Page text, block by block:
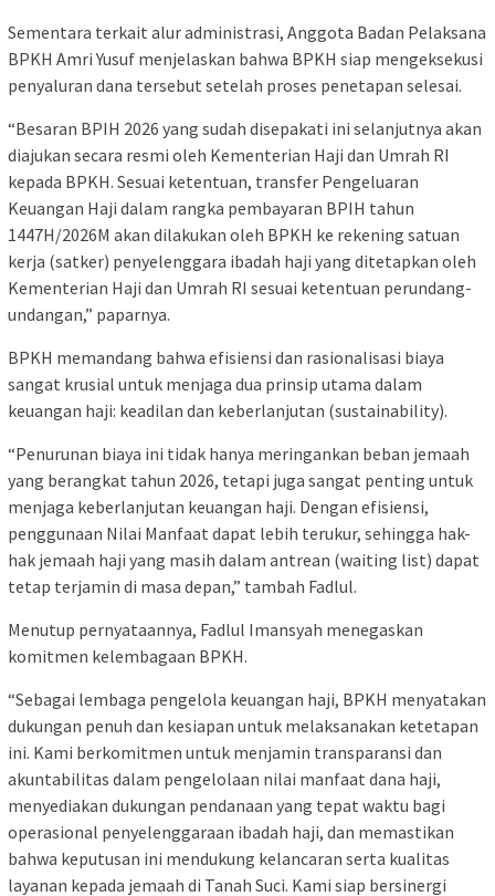
Sementara terkait alur administrasi, Anggota Badan Pelaksana
BPKH Amri Yusuf menjelaskan bahwa BPKH siap mengeksekusi
penyaluran dana tersebut setelah proses penetapan selesai.
“Besaran BPIH 2026 yang sudah disepakati ini selanjutnya akan
diajukan secara resmi oleh Kementerian Haji dan Umrah RI
kepada BPKH. Sesuai ketentuan, transfer Pengeluaran
Keuangan Haji dalam rangka pembayaran BPIH tahun
1447H/2026M akan dilakukan oleh BPKH ke rekening satuan
kerja (satker) penyelenggara ibadah haji yang ditetapkan oleh
Kementerian Haji dan Umrah RI sesuai ketentuan perundang-
undangan,” paparnya.
BPKH memandang bahwa efisiensi dan rasionalisasi biaya
sangat krusial untuk menjaga dua prinsip utama dalam
keuangan haji: keadilan dan keberlanjutan (sustainability).
“Penurunan biaya ini tidak hanya meringankan beban jemaah
yang berangkat tahun 2026, tetapi juga sangat penting untuk
menjaga keberlanjutan keuangan haji. Dengan efisiensi,
penggunaan Nilai Manfaat dapat lebih terukur, sehingga hak-
hak jemaah haji yang masih dalam antrean (waiting list) dapat
tetap terjamin di masa depan,” tambah Fadlul.
Menutup pernyataannya, Fadlul Imansyah menegaskan
komitmen kelembagaan BPKH.
“Sebagai lembaga pengelola keuangan haji, BPKH menyatakan
dukungan penuh dan kesiapan untuk melaksanakan ketetapan
ini. Kami berkomitmen untuk menjamin transparansi dan
akuntabilitas dalam pengelolaan nilai manfaat dana haji,
menyediakan dukungan pendanaan yang tepat waktu bagi
operasional penyelenggaraan ibadah haji, dan memastikan
bahwa keputusan ini mendukung kelancaran serta kualitas
layanan kepada jemaah di Tanah Suci. Kami siap bersinergi